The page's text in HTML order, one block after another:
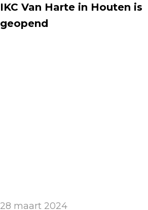
IKC Van Harte in Houten is
geopend
28 maart 2024